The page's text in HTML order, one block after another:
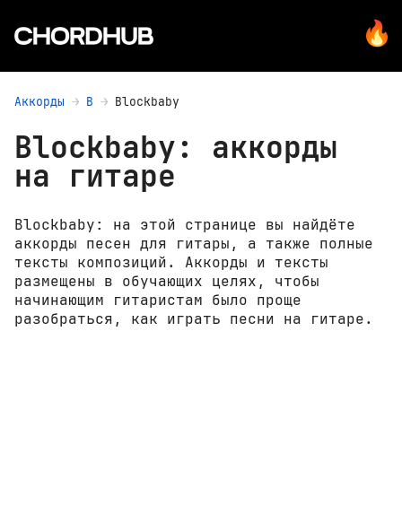
Аккорды B Blockbaby
Blockbaby: аккорды
на гитаре
Blockbaby: на этой странице вы найдёте
аккорды песен для гитары, а также полные
тексты композиций. Аккорды и тексты
размещены в обучающих целях, чтобы
начинающим гитаристам было проще
разобраться, как играть песни на гитаре.